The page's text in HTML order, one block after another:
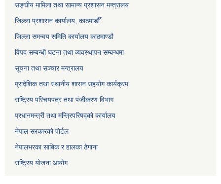
सङ्‍घीय मामिला तथा सामान्य प्रशासन मन्त्रालय
जिल्ला प्रशासन कार्यालय, काठमाडौँ
जिल्ला समन्वय समिति कार्यालय काठमाण्ड‌ौ
विपद सम्बन्धी घटना तथा व्यवस्थापन सम्बन्धमा
सूचना तथा सञ्चार मन्त्रालय
प्रादेशिक तथा स्थानीय शासन सहयोग कार्यक्रम
राष्ट्रिय परिचयपत्र तथा पंजीकरण विभाग
प्रधानमन्त्री तथा मन्त्रिपरिषद्को कार्यालय
नेपाल सरकारको पोर्टल
नेपालभरका साबिक र हालका ठेगाना
राष्ट्रिय योजना आयोग